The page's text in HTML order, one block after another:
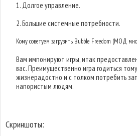
1. Долгое управление.
2. Большие системные потребности.
Кому советуем загрузить Bubble Freedom (МОД
Вам импонируют игры, итак
вас. Преимущественно игра годиться
жизнерадостно и с толком потребить
напористым людям.
Скриншоты: